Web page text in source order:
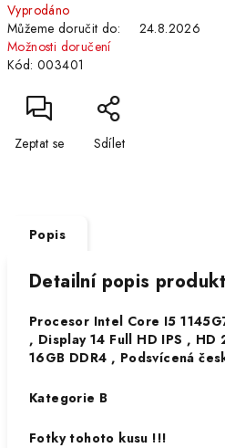
cena:
Vyprodáno
Můžeme doručit do:
24.8.2026
Možnosti doručení
Kód: 003401
Zeptat se Sdílet
Popis
Detailní popis
Procesor Intel Core I5
, Display 14 Full HD IPS , HD
16GB DDR4 , Podsvícená
Kategorie B
Fotky tohoto kusu !!!